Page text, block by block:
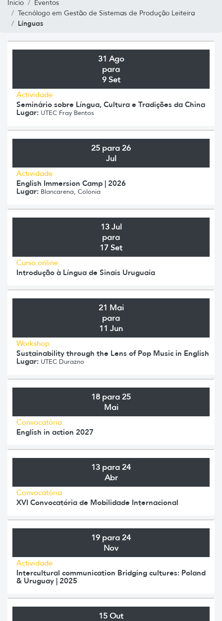
Inicio
Eventos
Tecnólogo em Gestão de Sistemas de Produção Leiteira
Línguas
31 Ago
para
9 Set
Actividade
Seminário sobre Língua, Cultura e Tradições da China
Lugar: UTEC Fray Bentos
25 para 26
Jul
Actividade
English Immersion Camp | 2026
Lugar: Blancarena, Colonia
13 Jul
para
17 Set
Curso online
Introdução à Língua de Sinais Uruguaia
21 Mai
para
11 Jun
Workshop
Sustainability through the Lens of Pop Music in English
Lugar: UTEC Durazno
18 para 25
Mai
Convocatória
English in action 2027
13 para 24
Abr
Convocatória
XVI Convocatória de Mobilidade Internacional
19 para 24
Nov
Actividade
Intercultural communication Bridging cultures: Poland
& Uruguay | 2025
15 Out